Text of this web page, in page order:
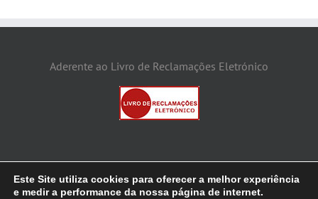
Aderente ao Livro de Reclamações Eletrónico
Este Site utiliza cookies para oferecer a melhor experiência
e medir a performance da nossa página de internet.